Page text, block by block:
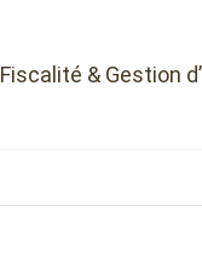
Fiscalité & Gestion